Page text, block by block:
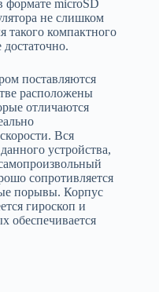
формате microSD
не слишком
такого компактного
достаточно.
поставляются
расположены
отличаются
Вся
устройства,
сопротивляется
порывы. Корпус
гироскоп и
обеспечивается